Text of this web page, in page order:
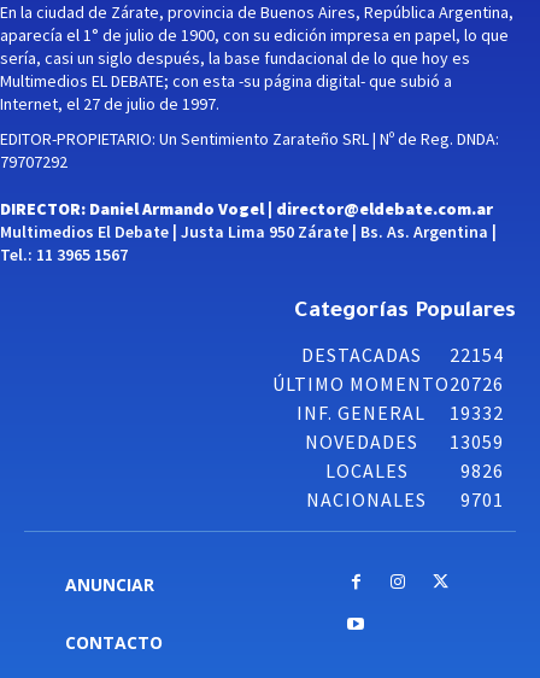
En la ciudad de Zárate, provincia de Buenos Aires, República Argentina,
aparecía el 1° de julio de 1900, con su edición impresa en papel, lo que
sería, casi un siglo después, la base fundacional de lo que hoy es
Multimedios EL DEBATE; con esta -su página digital- que subió a
Internet, el 27 de julio de 1997.
EDITOR-PROPIETARIO: Un Sentimiento Zarateño SRL | Nº de Reg. DNDA:
79707292
DIRECTOR: Daniel Armando Vogel | director@eldebate.com.ar
Multimedios El Debate | Justa Lima 950 Zárate | Bs. As. Argentina |
Tel.: 11 3965 1567
Categorías Populares
DESTACADAS
22154
ÚLTIMO MOMENTO20726
INF. GENERAL
19332
NOVEDADES
13059
LOCALES
9826
NACIONALES
9701
ANUNCIAR
CONTACTO